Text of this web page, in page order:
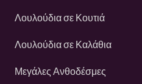
Λουλούδια σε Κουτιά
Λουλούδια σε Καλάθια
Μεγάλες Ανθοδέσμες